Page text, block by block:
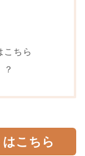
こちら
はこちら